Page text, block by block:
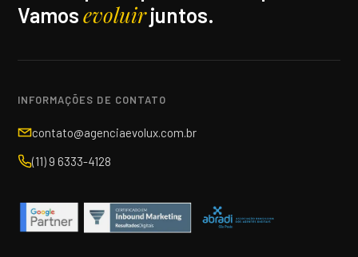
Vamosevoluirjuntos.
INFORMAÇÕES DE CONTATO
contato@agenciaevolux.com.br
(11) 9 6333-4128